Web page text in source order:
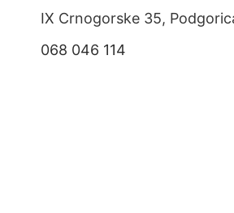
IX Crnogorske 35,
068 046 114